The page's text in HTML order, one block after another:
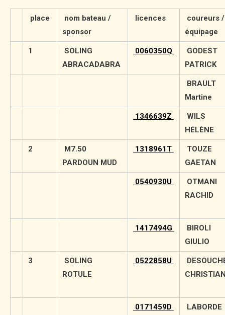
place
nom bateau /
sponsor
licences
coureurs /
équipage
1
SOLING
ABRACADABRA
0060350Q
GODEST
PATRICK
BRAULT
Martine
1346639Z
WILS
HÉLÈNE
2
M7.50
PARDOUN MUD
1318961T
TOUZE
GAETAN
0540930U
OTMANI
RACHID
1417494G
BIROLI
GIULIO
3
SOLING
ROTULE
0522858U
0171459D
LABORDE